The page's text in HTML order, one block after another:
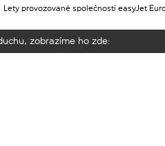
Lety provozované společností easyJet
zobrazíme ho zde: